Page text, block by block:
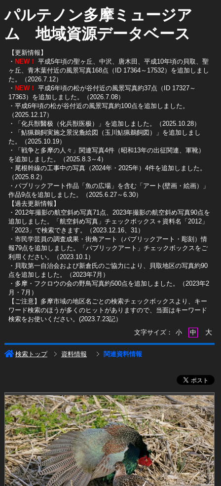
パルテノン多摩ミュージア
ム 地域資源データベース
【更新情報】
・ NEW！ 平成5年頃の聖ヶ丘、中沢、唐木田、平成10年頃の貝取、聖
ヶ丘、青木葉付近の風景写真168点（ID 17364～17532）を追加しまし
た。（2026.7.12）
・ NEW！ 平成6年頃の松が谷付近の風景写真約37点（ID 17327～
17363）を追加しました。（2026.7.08）
・平成6年頃の松が谷付近の風景写真約100点を追加しました。
（2025.12.17）
・「化兵獣醫极（化兵獣医极）」を追加しました。（2025.10.28）
・「鮎猟鵜飼実施之景況麁絵図（玉川鮎猟鵜飼図）」を追加しまし
た。（2025.10.19）
​・「戦争と多摩の人々」関連写真4件（昭和13年の出征関連、軍靴）
を追加しました。（2025.8.3～4）
​・尾根幹線の工事中の写真（2024年・2025年）4件を追加しました。
（2025.8.2）
​・パブリックアート作品「魚の広場」を含む「アート(壁画・絵画）」
作品9点を追加しました。（2025.6.27～6.30）
【過去更新情報】
・2012年撮影の航空斜め写真71点、2023年撮影の航空斜め写真90点を
追加しました。「航空斜め写真」チェックボックス＋資料名「2012」
「2023」で検索できます。（2023.12.16、31）
​・市民学芸員の調査成果・街角アート（パブリックアート・彫刻）情
報79点を追加しました。「パブリックアート」チェックボックスをご
利用ください。（2023.10.1）
・貝取第一自治会および新倉氏のご協力により、貝取地区の写真約90
点を追加しました。（2023年7月）
・多摩・フクロウの会の野鳥写真約500点を追加しました。（2023年2
月・7月）
【ご注意】多摩市域の地区名ごとの検索チェックボックスより、キー
ワード検索のほうが多くのヒットがありますので、当面はキーワード
検索をお使いください。(2023.7.23記）
文字サイズ：
小 中 大
検索トップ 資料情報 関連資料情報